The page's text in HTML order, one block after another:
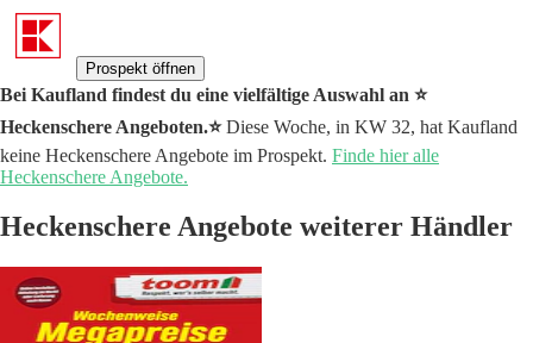
Prospekt öffnen
Bei Kaufland findest du eine vielfältige Auswahl an ⭐️
Heckenschere Angeboten.⭐️Diese Woche, in KW 32, hat Kaufland
keine Heckenschere Angebote im Prospekt. Finde hier alle
Heckenschere Angebote.
Heckenschere Angebote weiterer Händler